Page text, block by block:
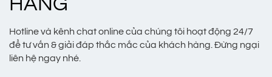
Hotline và kênh chat online của chúng tôi hoạt động 24/7
để tư vấn & giải đáp thắc mắc của khách hàng. Đừng ngại
liên hệ ngay nhé.